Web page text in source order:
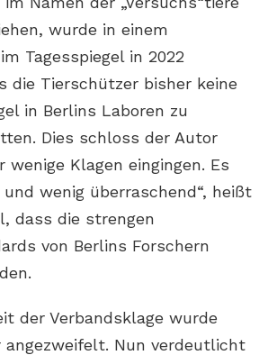
wurde in einem
Tagesspiegel in 2022
die Tierschützer bisher keine
in Berlins Laboren zu
Dies schloss der Autor
wenige Klagen eingingen. Es
wenig überraschend“, heißt
dass die strengen
von Berlins Forschern
der Verbandsklage wurde
angezweifelt. Nun verdeutlicht